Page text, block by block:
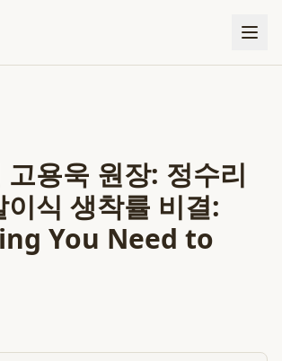
고용욱 원장: 정수리
이식 생착률 비결:
You Need to